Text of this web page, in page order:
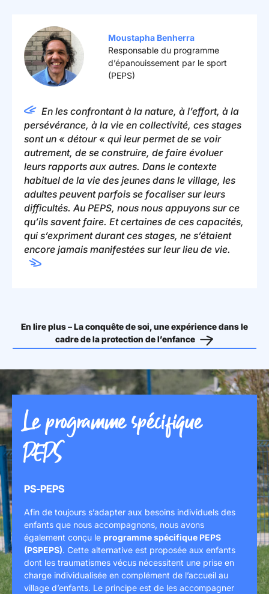
Moustapha Benherra
Responsable du programme
d’épanouissement par le sport
(PEPS)
En les confrontant à la nature, à l’effort, à la
persévérance, à la vie en collectivité, ces stages
sont un « détour « qui leur permet de se voir
autrement, de se construire, de faire évoluer
leurs rapports aux autres. Dans le contexte
habituel de la vie des jeunes dans le village, les
adultes peuvent parfois se focaliser sur leurs
difficultés. Au PEPS, nous nous appuyons sur ce
qu’ils savent faire. Et certaines de ces capacités,
qui s’expriment durant ces stages, ne s’étaient
encore jamais manifestées sur leur lieu de vie.
En lire plus – La conquête de soi, une expérience dans le
cadre de la protection de l’enfance
Le programme spécifique
PEPS
PS-PEPS
Afin de toujours s’adapter aux besoins individuels des
enfants que nous accompagnons, nous avons
également conçu le programme spécifique PEPS
(PSPEPS). Cette alternative est proposée aux enfants
dont les traumatismes vécus nécessitent une prise en
charge individualisée en complément de l’accueil au
village d’enfants. Le principe est de les accompagner